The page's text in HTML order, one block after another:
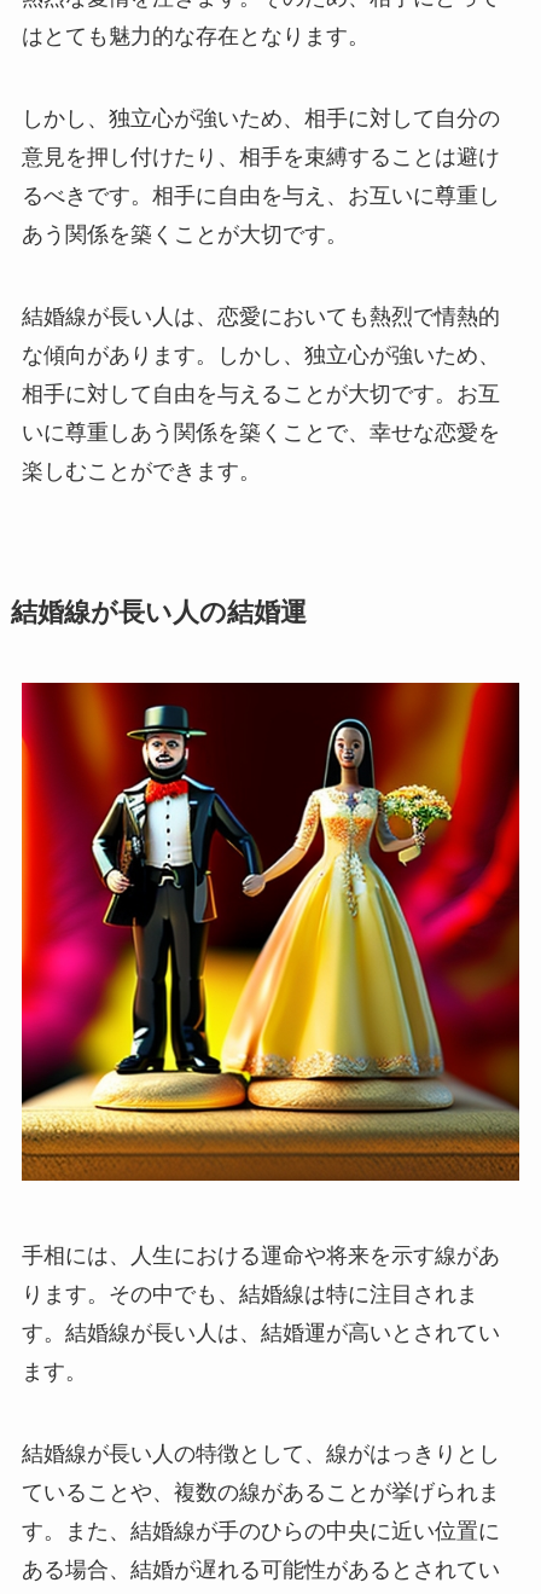
はとても魅力的な存在となります。
しかし、独立心が強いため、相手に対して自分の
意見を押し付けたり、相手を束縛することは避け
るべきです。相手に自由を与え、お互いに尊重し
あう関係を築くことが大切です。
結婚線が長い人は、恋愛においても熱烈で情熱的
な傾向があります。しかし、独立心が強いため、
相手に対して自由を与えることが大切です。お互
いに尊重しあう関係を築くことで、幸せな恋愛を
楽しむことができます。
結婚線が長い人の結婚運
手相には、人生における運命や将来を示す線があ
ります。その中でも、結婚線は特に注目されま
す。結婚線が長い人は、結婚運が高いとされてい
ます。
結婚線が長い人の特徴として、線がはっきりとし
ていることや、複数の線があることが挙げられま
す。また、結婚線が手のひらの中央に近い位置に
ある場合、結婚が遅れる可能性があるとされてい